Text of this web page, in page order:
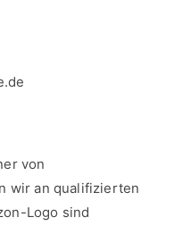
von
wir an qualifizierten
Logo sind